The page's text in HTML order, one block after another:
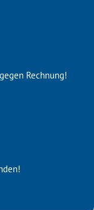
Rechnung!